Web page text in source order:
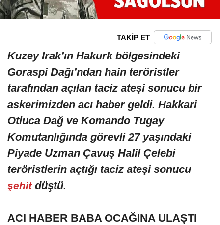
TAKİP ET
Kuzey Irak’ın Hakurk bölgesindeki
Goraspi Dağı’ndan hain teröristler
tarafından açılan taciz ateşi sonucu bir
askerimizden acı haber geldi. Hakkari
Otluca Dağ ve Komando Tugay
Komutanlığında görevli 27 yaşındaki
Piyade Uzman Çavuş Halil Çelebi
teröristlerin açtığı taciz ateşi sonucu
şehit düştü.
ACI HABER BABA OCAĞINA ULAŞTI